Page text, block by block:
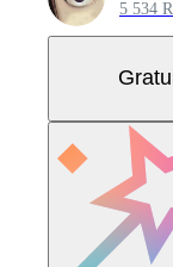
5 534